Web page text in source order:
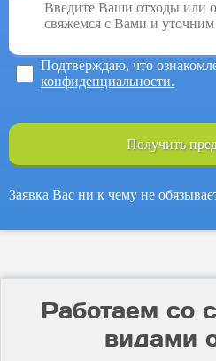
Подтверждаю, что
конфиденциальности.
Получить
Заявка Вас ни к чему не
Работаем со
видами